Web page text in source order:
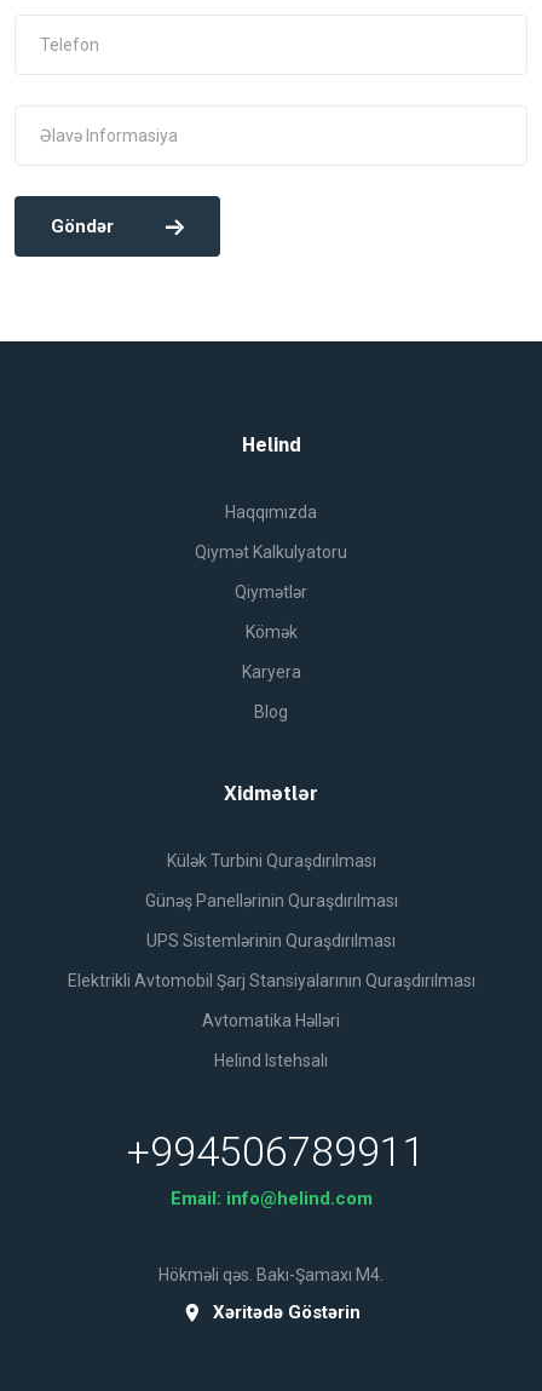
Göndər
Helind
Haqqımızda
Qiymət Kalkulyatoru
Qiymətlər
Kömək
Karyera
Blog
Xidmətlər
Külək Turbini Quraşdırılması
Günəş Panellərinin Quraşdırılması
UPS Sistemlərinin Quraşdırılması
Elektrikli Avtomobil Şarj Stansiyalarının Quraşdırılması
Avtomatika Həlləri
Helind Istehsalı
+994506789911
Email: info@helind.com
Hökməli qəs. Bakı-Şamaxı M4.
Xəritədə Göstərin